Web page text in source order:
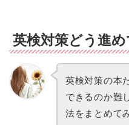
英検対策どう進め
英検対策の本
できるのか難
法をまとめて